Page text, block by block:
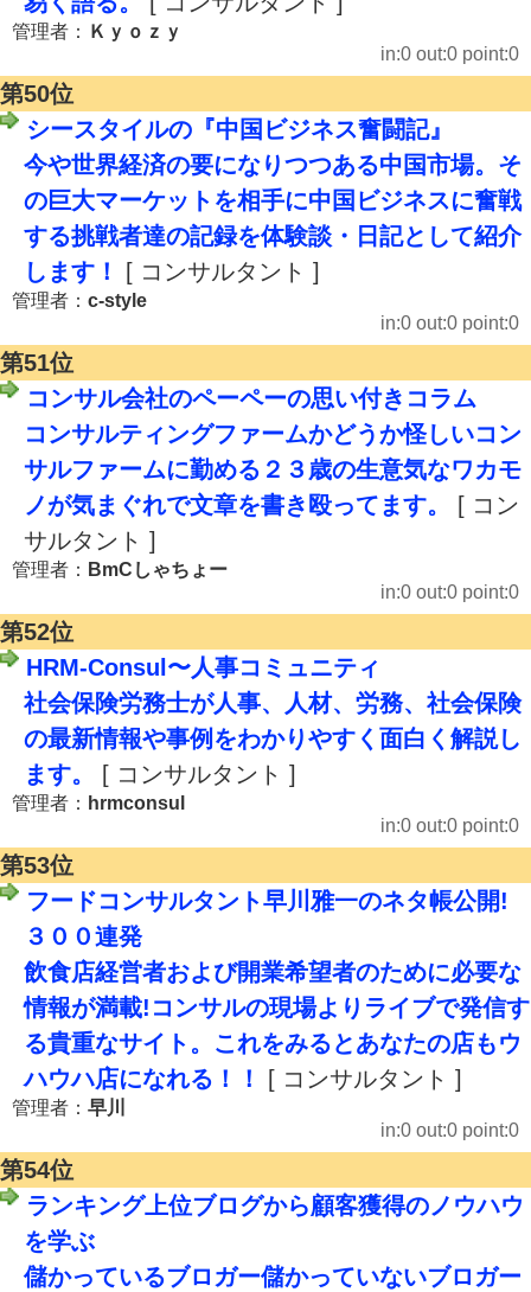
管理者： Ｋｙｏｚｙ
in:0 out:0 point:0
第50位
シースタイルの『中国ビジネス奮闘記』
今や世界経済の要になりつつある中国市場。そ
の巨大マーケットを相手に中国ビジネスに奮戦
する挑戦者達の記録を体験談・日記として紹介
します！
[ コンサルタント ]
管理者： c-style
in:0 out:0 point:0
第51位
コンサル会社のペーペーの思い付きコラム
コンサルティングファームかどうか怪しいコン
サルファームに勤める２３歳の生意気なワカモ
ノが気まぐれで文章を書き殴ってます。
[ コン
サルタント ]
管理者： BmCしゃちょー
in:0 out:0 point:0
第52位
HRM-Consul〜人事コミュニティ
社会保険労務士が人事、人材、労務、社会保険
の最新情報や事例をわかりやすく面白く解説し
ます。
[ コンサルタント ]
管理者： hrmconsul
in:0 out:0 point:0
第53位
フードコンサルタント早川雅一のネタ帳公開!
３００連発
飲食店経営者および開業希望者のために必要な
情報が満載!コンサルの現場よりライブで発信す
る貴重なサイト。これをみるとあなたの店もウ
ハウハ店になれる！！
[ コンサルタント ]
管理者： 早川
in:0 out:0 point:0
第54位
ランキング上位ブログから顧客獲得のノウハウ
を学ぶ
儲かっているブロガー儲かっていないブロガー